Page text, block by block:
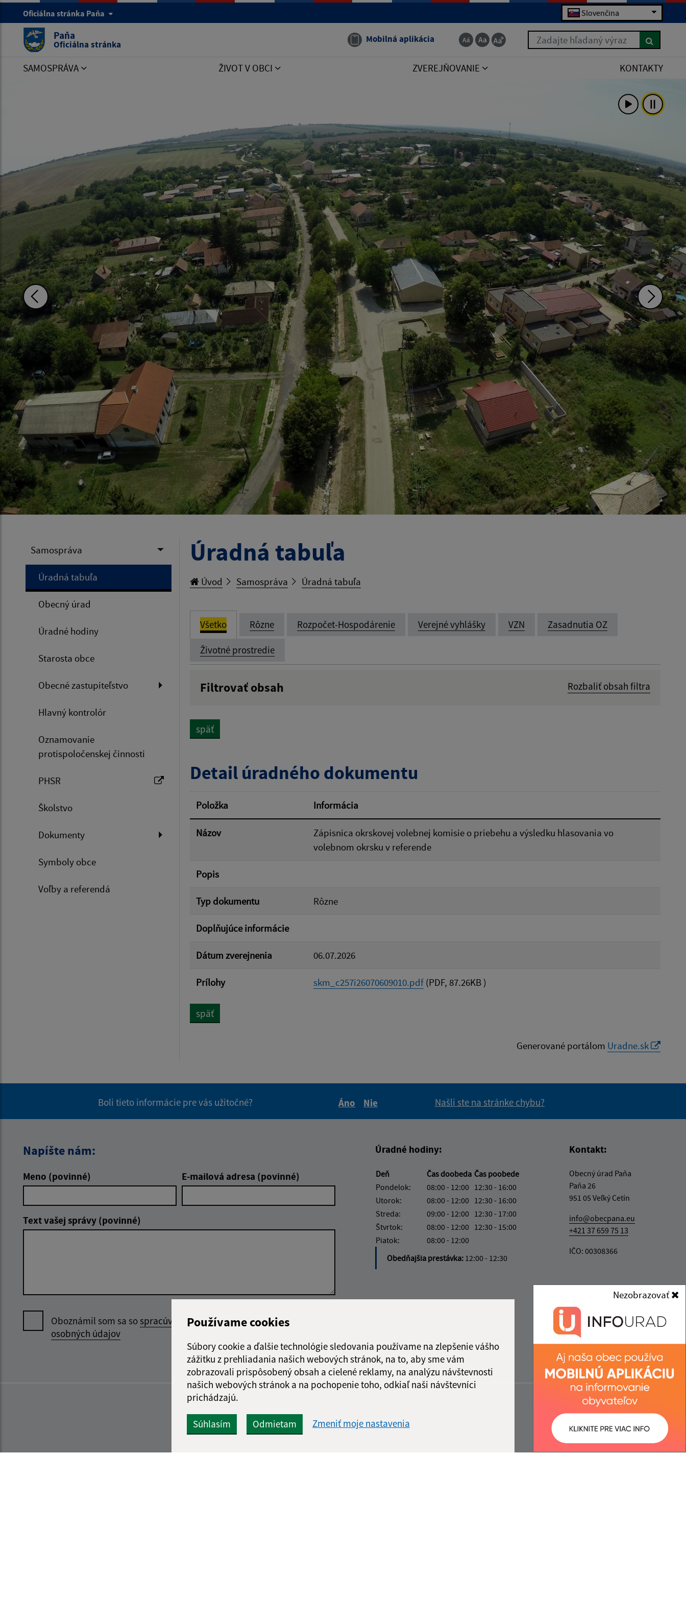
Používame cookies
Súbory cookie a ďalšie technológie sledovania používame na zlepšenie vášho
zážitku z prehliadania našich webových stránok, na to, aby sme vám
zobrazovali prispôsobený obsah a cielené reklamy, na analýzu návštevnosti
našich webových stránok a na pochopenie toho, odkiaľ naši návštevníci
prichádzajú.
Súhlasím Odmietam Zmeniť moje nastavenia
Nezobrazovať
Oficiálna stránka Paňa Slovenčina
Paňa
Oficiálna stránka Mobilná aplikácia Zadajte hľadaný výraz
SAMOSPRÁVA ŽIVOT V OBCI ZVEREJŇOVANIE KONTAKTY
Samospráva
Úradná tabuľa
Obecný úrad
Úradné hodiny
Starosta obce
Obecné zastupiteľstvo
Hlavný kontrolór
Oznamovanie
protispoločenskej činnosti
PHSR
Školstvo
Dokumenty
Symboly obce
Voľby a referendá
Úradná tabuľa
Úvod Samospráva Úradná tabuľa
Všetko Rôzne Rozpočet-Hospodárenie Verejné vyhlášky VZN Zasadnutia OZ
Životné prostredie
Filtrovať obsah Rozbaliť obsah filtra
Filtrovať
späť
Detail úradného dokumentu
Položka Informácia
Názov
Zápisnica okrskovej volebnej komisie o priebehu a výsledku hlasovania vo
volebnom okrsku v referende
Popis
Typ dokumentu Rôzne
Doplňujúce informácie
Dátum zverejnenia 06.07.2026
Prílohy skm_c257i26070609010.pdf (PDF, 87.26KB )
späť
Generované portálom Uradne.sk
Boli tieto informácie pre vás užitočné?
Áno
Nie
Našli ste na stránke chybu?
Napíšte nám:
Meno (povinné) E-mailová adresa (povinné)
Text vašej správy (povinné)
Oboznámil som sa sospracúvaním
osobných údajov
Google reCaptcha Response
Odoslať správu
Úradné hodiny:
Deň Čas doobeda Čas poobede
Pondelok:
08:00 - 12:00 12:30 - 16:00
Utorok:
08:00 - 12:00 12:30 - 16:00
Streda:
09:00 - 12:00 12:30 - 17:00
Štvrtok:
08:00 - 12:00 12:30 - 15:00
Piatok:
08:00 - 12:00
Obedňajšia prestávka: 12:00 - 12:30
Kontakt:
Obecný úrad Paňa
Paňa 26
951 05 Veľký Cetín
info@obecpana.eu
+421 37 659 75 13
IČO: 00308366